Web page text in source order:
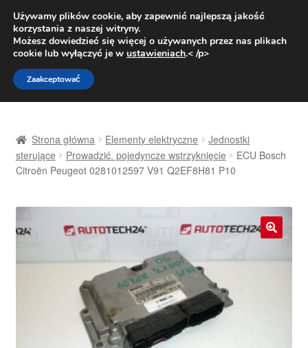
DOSTAWA od 31 zł
Pn.-pt. 9:00-16:00800 003 167
Przejdź
do
nawigacji
Przejdź
do
treści
Dostawa
Strona główna Elementy elektryczne
Jednostki
sterujące
Prowadzić. pojedyncze wstrzyknięcie
ECU Bosch
Citroën Peugeot 0281012597 V91 Q2EF8H81 P10
Używamy plików cookie, aby zapewnić najlepszą jakość
korzystania z naszej witryny.
Możesz dowiedzieć się więcej o używanych przez nas plikach
cookie lub wyłączyć je w ustawieniach.< /p>
Zaakceptować